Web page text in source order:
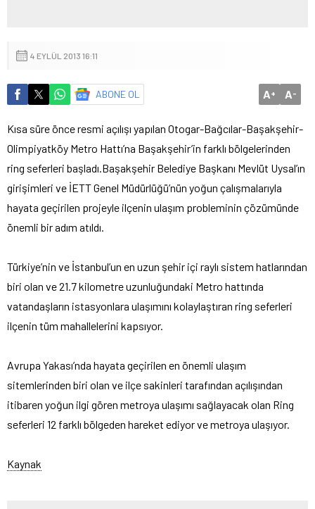
4 EYLÜL 2013 16:11
ABONE OL A+ A-
Kısa süre önce resmi açılışı yapılan Otogar-Bağcılar-Başakşehir-
Olimpiyatköy Metro Hattı’na Başakşehir’in farklı bölgelerinden
ring seferleri başladı. Başakşehir Belediye Başkanı Mevlüt Uysal’ın
girişimleri ve İETT Genel Müdürlüğü’nün yoğun çalışmalarıyla
hayata geçirilen projeyle ilçenin ulaşım probleminin çözümünde
önemli bir adım atıldı.
Türkiye’nin ve İstanbul’un en uzun şehir içi raylı sistem hatlarından
biri olan ve 21.7 kilometre uzunluğundaki Metro hattında
vatandaşların istasyonlara ulaşımını kolaylaştıran ring seferleri
ilçenin tüm mahallelerini kapsıyor.
Avrupa Yakası’nda hayata geçirilen en önemli ulaşım
sitemlerinden biri olan ve ilçe sakinleri tarafından açılışından
itibaren yoğun ilgi gören metroya ulaşımı sağlayacak olan Ring
seferleri 12 farklı bölgeden hareket ediyor ve metroya ulaşıyor.
Kaynak